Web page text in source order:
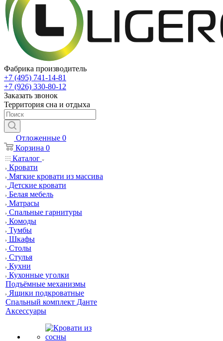
Фабрика производитель
+7 (495) 741-14-81
+7 (926) 330-80-12
Заказать звонок
Территория сна и отдыха
Отложенные 0
Корзина 0
Каталог
Кровати
Мягкие кровати из массива
Детские кровати
Белая мебель
Матрасы
Спальные гарнитуры
Комоды
Тумбы
Шкафы
Столы
Стулья
Кухни
Кухонные уголки
Подъёмные механизмы
Ящики подкроватные
Спальный комплект Данте
Аксессуары